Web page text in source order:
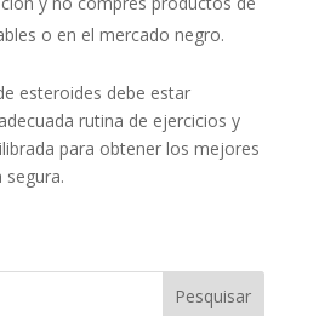
o en el mercado negro.
esteroides debe estar
rutina de ejercicios y
para obtener los mejores